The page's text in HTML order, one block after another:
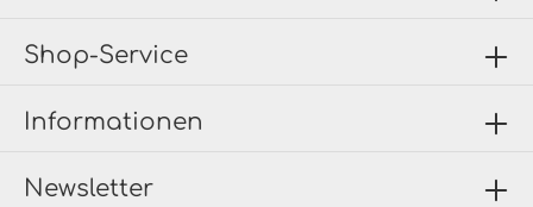
Newsletter
Shop-Service
Informationen